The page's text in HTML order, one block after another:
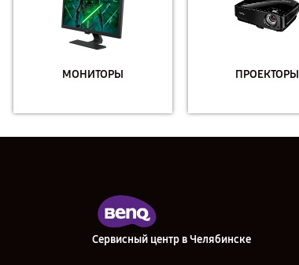
МОНИТОРЫ ПРОЕКТОРЫ
Сервисный центр в Челябинске